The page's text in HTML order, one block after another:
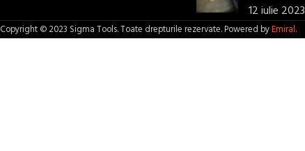
12 iulie 2023
Copyright © 2023 Sigma Tools. Toate drepturile rezervate. Powered byEmiral.